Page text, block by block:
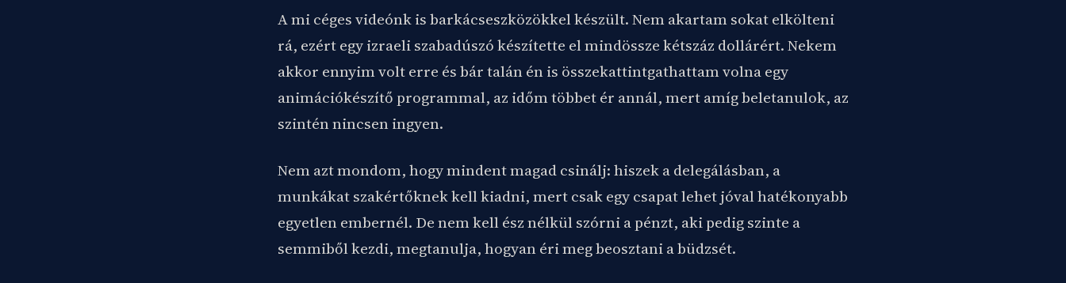
A mi céges videónk is barkácseszközökkel készült. Nem akartam sokat elkölteni
rá, ezért egy izraeli szabadúszó készítette el mindössze kétszáz dollárért. Nekem
akkor ennyim volt erre és bár talán én is összekattintgathattam volna egy
animációkészítő programmal, az időm többet ér annál, mert amíg beletanulok, az
szintén nincsen ingyen.
Nem azt mondom, hogy mindent magad csinálj: hiszek a delegálásban, a
munkákat szakértőknek kell kiadni, mert csak egy csapat lehet jóval hatékonyabb
egyetlen embernél. De nem kell ész nélkül szórni a pénzt, aki pedig szinte a
semmiből kezdi, megtanulja, hogyan éri meg beosztani a büdzsét.